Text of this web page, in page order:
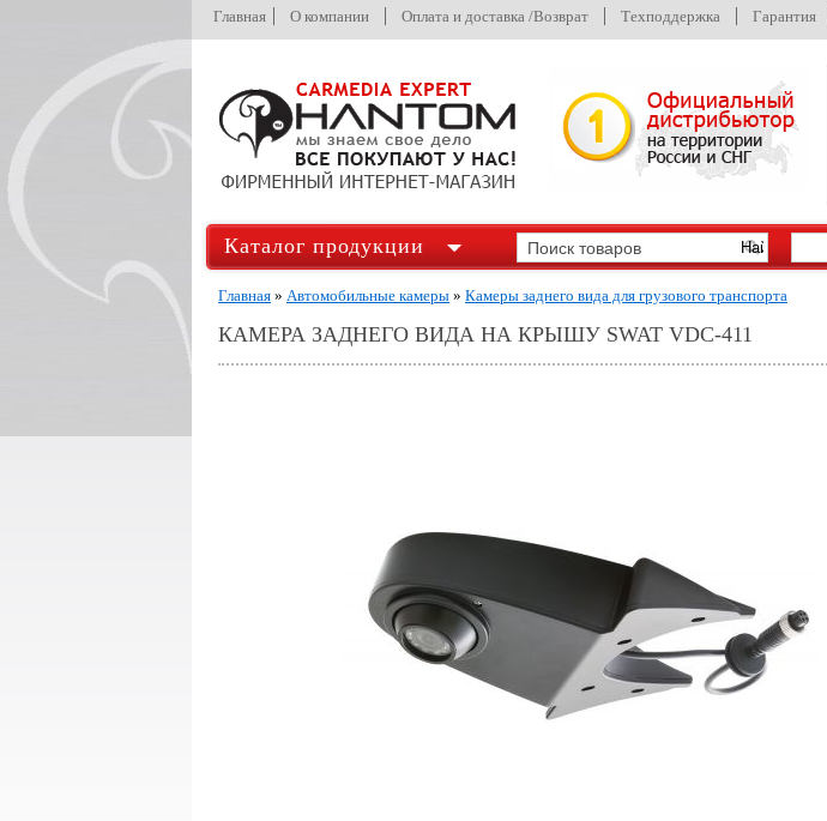
Главная О компании Оплата и доставка /Возврат Техподдержка Гарантия
Каталог продукции
Главная » Автомобильные камеры » Камеры заднего вида для грузового транспорта
КАМЕРА ЗАДНЕГО ВИДА НА КРЫШУ SWAT VDC-411